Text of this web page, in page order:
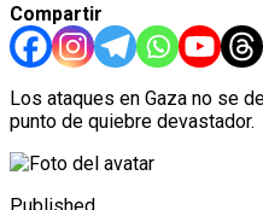
Compartir
Los ataques en Gaza no se
punto de quiebre devastador.